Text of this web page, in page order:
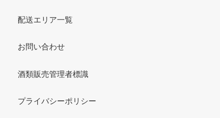
配送エリア一覧
お問い合わせ
酒類販売管理者標識
プライバシーポリシー